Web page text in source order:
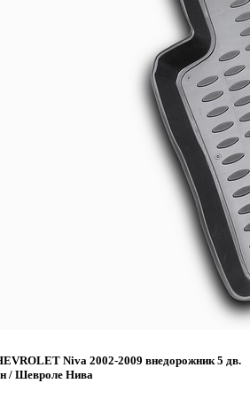
Niva 2002-2009 внедорожник 5 дв.
/ Шевроле Нива